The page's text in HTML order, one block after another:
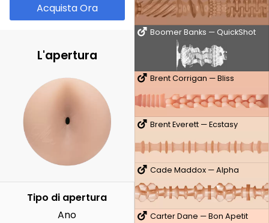
Boomer Banks — QuickShot
Brent Corrigan — Bliss
Brent Everett — Ecstasy
Cade Maddox — Alpha
Carter Dane — Bon Apetit
Acquista Ora
L'apertura
Tipo di apertura
Ano